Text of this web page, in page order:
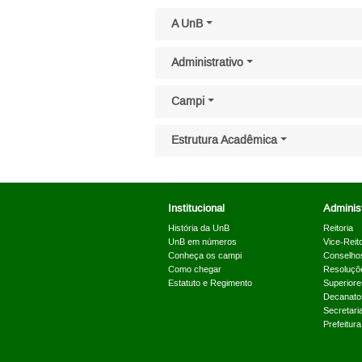
A UnB
Administrativo
Campi
Estrutura Acadêmica
Institucional
História da UnB
UnB em números
Conheça os campi
Como chegar
Estatuto e Regimento
Reitoria
Vice-